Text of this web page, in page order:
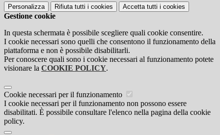
Personalizza Rifiuta tutti i cookies Accetta tutti i cookies
Gestione cookie
In questa schermata è possibile scegliere quali cookie consentire.
I cookie necessari sono quelli che consentono il funzionamento della
piattaforma e non è possibile disabilitarli.
Per conoscere quali sono i cookie necessari al funzionamento potete
visionare la COOKIE POLICY.
Cookie necessari per il funzionamento
I cookie necessari per il funzionamento non possono essere
disabilitati. È possibile consultare l'elenco nella pagina della cookie
policy.